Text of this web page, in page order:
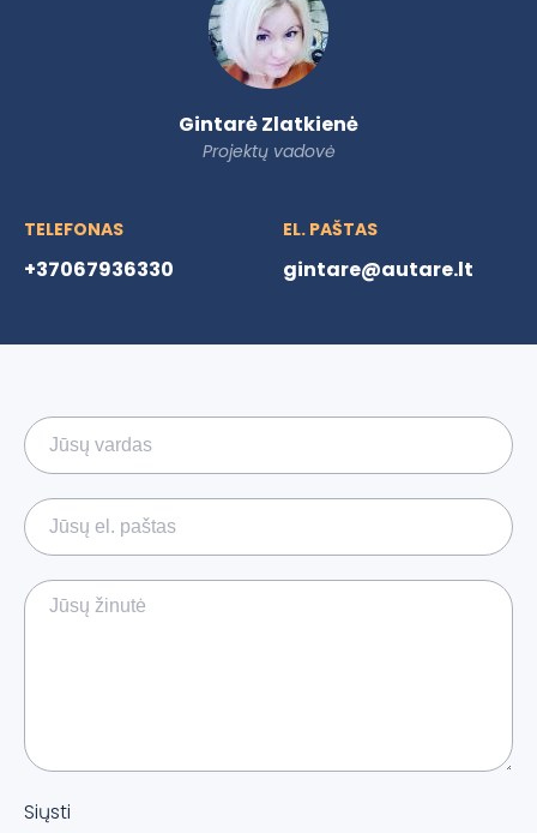
Gintarė Zlatkienė
Projektų vadovė
TELEFONAS
+37067936330
EL. PAŠTAS
gintare@autare.lt
Siųsti